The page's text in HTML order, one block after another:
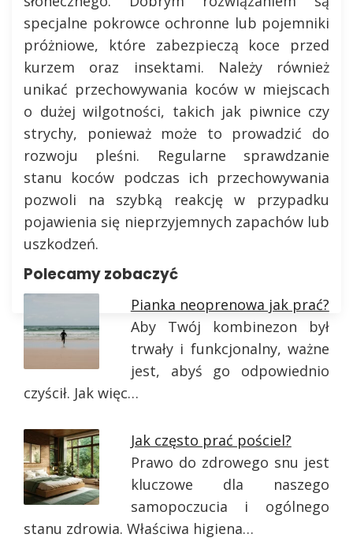
specjalne pokrowce ochronne lub pojemniki
próżniowe, które zabezpieczą koce przed
kurzem oraz insektami. Należy również
unikać przechowywania koców w miejscach
o dużej wilgotności, takich jak piwnice czy
strychy, ponieważ może to prowadzić do
rozwoju pleśni. Regularne sprawdzanie
stanu koców podczas ich przechowywania
pozwoli na szybką reakcję w przypadku
pojawienia się nieprzyjemnych zapachów lub
uszkodzeń.
Polecamy zobaczyć
Pianka neoprenowa jak prać?
Aby Twój kombinezon był
trwały i funkcjonalny, ważne
jest, abyś go odpowiednio
czyścił. Jak więc…
Jak często prać pościel?
Prawo do zdrowego snu jest
kluczowe dla naszego
samopoczucia i ogólnego
stanu zdrowia. Właściwa higiena…